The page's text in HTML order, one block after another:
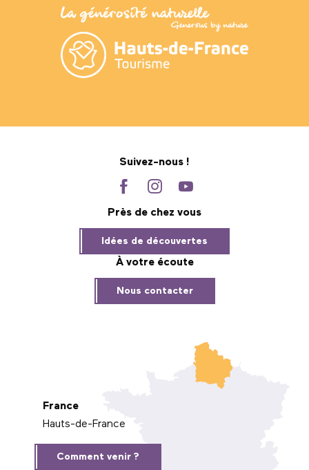
Suivez-nous !
Près de chez vous
Idées de découvertes
À votre écoute
Nous contacter
France
Hauts-de-France
Comment venir ?